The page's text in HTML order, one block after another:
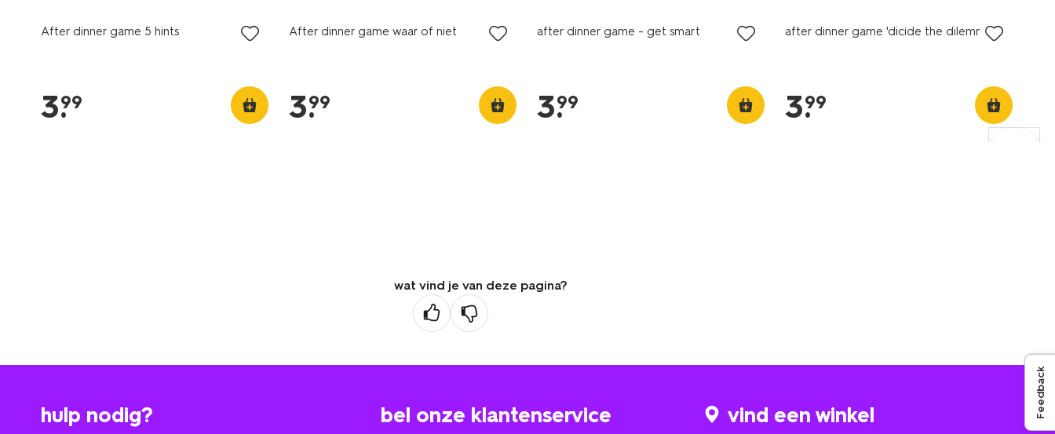
After dinner game 5 hints
3.
99
After dinner game waar of niet
3.
99
after dinner game - get smart
3.
99
after dinner game 'dicide the dilemma'
3.
99
wat vind je van deze pagina?
hulp nodig? bel onze klantenservice vind een winkel Feedback